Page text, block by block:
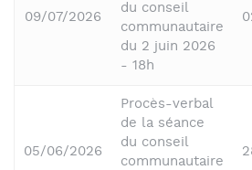
09/07/2026
du conseil
communautaire
du 2 juin 2026
- 18h
05/06/2026
Procès-verbal
de la séance
du conseil
communautaire